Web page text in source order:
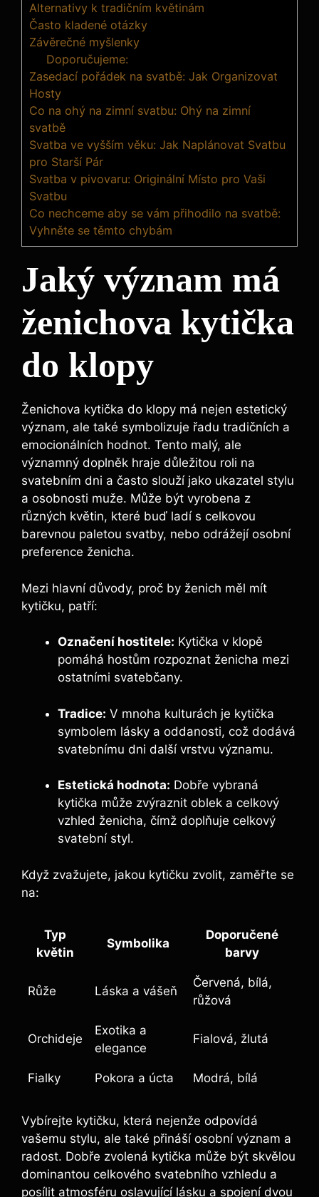
Alternativy k tradičním květinám
Často kladené otázky
Závěrečné myšlenky
Doporučujeme:
Zasedací pořádek na svatbě: Jak Organizovat
Hosty
Co na ohý na zimní svatbu: Ohý na zimní
svatbě
Svatba ve vyšším věku: Jak Naplánovat Svatbu
pro Starší Pár
Svatba v pivovaru: Originální Místo pro Vaši
Svatbu
Co nechceme aby se vám přihodilo na svatbě:
Vyhněte se těmto chybám
Jaký význam má
ženichova kytička
do klopy
Ženichova kytička do klopy má nejen estetický
význam, ale také symbolizuje řadu tradičních a
emocionálních hodnot. Tento malý, ale
významný doplněk hraje důležitou roli na
svatebním dni a často slouží jako ukazatel stylu
a osobnosti muže. Může být vyrobena z
různých květin, které buď ladí s celkovou
barevnou paletou svatby, nebo odrážejí osobní
preference ženicha.
Mezi hlavní důvody, proč by ženich měl mít
kytičku, patří:
Označení hostitele: Kytička v klopě
pomáhá hostům rozpoznat ženicha mezi
ostatními svatebčany.
Tradice: V mnoha kulturách je kytička
symbolem lásky a oddanosti, což dodává
svatebnímu dni další vrstvu významu.
Estetická hodnota: Dobře vybraná
kytička může zvýraznit oblek a celkový
vzhled ženicha, čímž doplňuje celkový
svatební styl.
Když zvažujete, jakou kytičku zvolit, zaměřte se
na:
Typ
květin
Symbolika
Doporučené
barvy
Růže Láska a vášeň
Červená, bílá,
růžová
Orchideje
Exotika a
elegance
Fialová, žlutá
Fialky Pokora a úcta Modrá, bílá
Vybírejte kytičku, která nejenže odpovídá
vašemu stylu, ale také přináší osobní význam a
radost. Dobře zvolená kytička může být skvělou
dominantou celkového svatebního vzhledu a
posílit atmosféru oslavující lásku a spojení dvou